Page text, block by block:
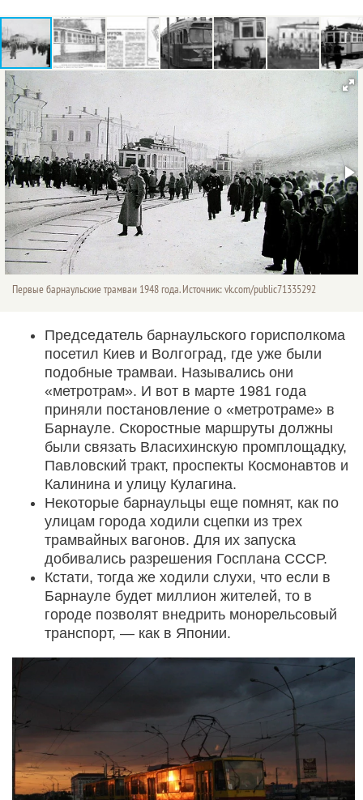
Первые барнаульские трамваи 1948 года. Источник: vk.com/public71335292
Председатель барнаульского горисполкома
посетил Киев и Волгоград, где уже были
подобные трамваи. Назывались они
«метротрам». И вот в марте 1981 года
приняли постановление о «метротраме» в
Барнауле. Скоростные маршруты должны
были связать Власихинскую промплощадку,
Павловский тракт, проспекты Космонавтов и
Калинина и улицу Кулагина.
Некоторые барнаульцы еще помнят, как по
улицам города ходили сцепки из трех
трамвайных вагонов. Для их запуска
добивались разрешения Госплана СССР.
Кстати, тогда же ходили слухи, что если в
Барнауле будет миллион жителей, то в
городе позволят внедрить монорельсовый
транспорт, — как в Японии.